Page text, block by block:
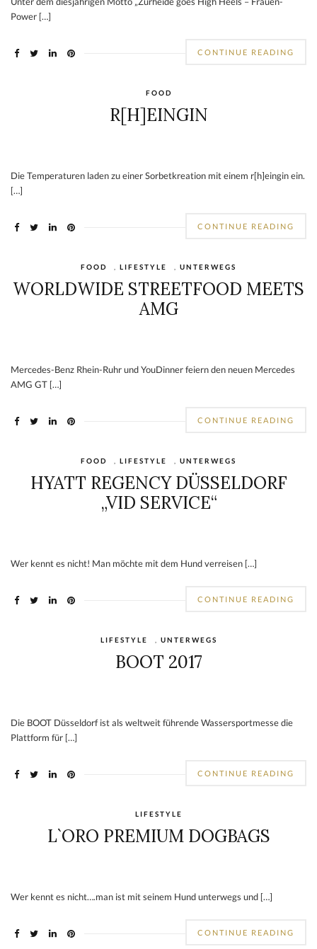
Power […]
CONTINUE READING
FOOD
R[H]EINGIN
Die Temperaturen laden zu einer Sorbetkreation mit einem r[h]eingin ein.
[…]
CONTINUE READING
FOOD LIFESTYLE UNTERWEGS
WORLDWIDE STREETFOOD MEETS
AMG
Mercedes-Benz Rhein-Ruhr und YouDinner feiern den neuen Mercedes
AMG GT […]
CONTINUE READING
FOOD LIFESTYLE UNTERWEGS
HYATT REGENCY DÜSSELDORF
„VID SERVICE“
Wer kennt es nicht! Man möchte mit dem Hund verreisen […]
CONTINUE READING
LIFESTYLE UNTERWEGS
BOOT 2017
Die BOOT Düsseldorf ist als weltweit führende Wassersportmesse die
Plattform für […]
CONTINUE READING
LIFESTYLE
L`ORO PREMIUM DOGBAGS
Wer kennt es nicht….man ist mit seinem Hund unterwegs und […]
CONTINUE READING